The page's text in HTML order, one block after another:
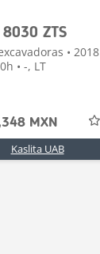
8030 ZTS
• 2018
• -, LT
MXN
Kaslita UAB